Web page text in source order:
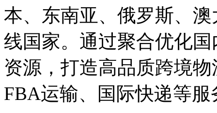
本、东南亚、俄罗斯、
线国家。通过聚合优化
资源，打造高品质跨境
FBA运输、国际快递等服